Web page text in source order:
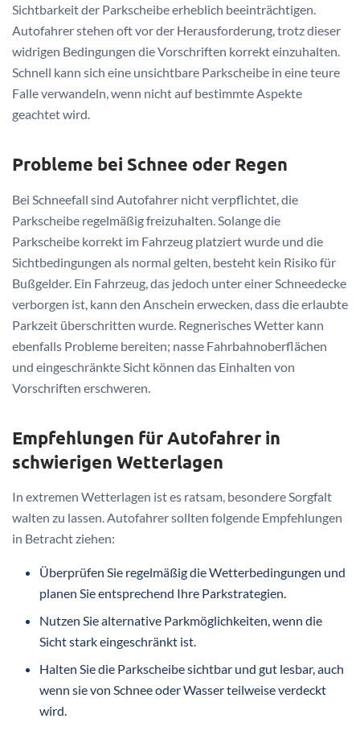
Sichtbarkeit der Parkscheibe erheblich beeinträchtigen.
Autofahrer stehen oft vor der Herausforderung, trotz dieser
widrigen Bedingungen die Vorschriften korrekt einzuhalten.
Schnell kann sich eine unsichtbare Parkscheibe in eine teure
Falle verwandeln, wenn nicht auf bestimmte Aspekte
geachtet wird.
Probleme bei Schnee oder Regen
Bei Schneefall sind Autofahrer nicht verpflichtet, die
Parkscheibe regelmäßig freizuhalten. Solange die
Parkscheibe korrekt im Fahrzeug platziert wurde und die
Sichtbedingungen als normal gelten, besteht kein Risiko für
Bußgelder. Ein Fahrzeug, das jedoch unter einer Schneedecke
verborgen ist, kann den Anschein erwecken, dass die erlaubte
Parkzeit überschritten wurde. Regnerisches Wetter kann
ebenfalls Probleme bereiten; nasse Fahrbahnoberflächen
und eingeschränkte Sicht können das Einhalten von
Vorschriften erschweren.
Empfehlungen für Autofahrer in
schwierigen Wetterlagen
In extremen Wetterlagen ist es ratsam, besondere Sorgfalt
walten zu lassen. Autofahrer sollten folgende Empfehlungen
in Betracht ziehen:
Überprüfen Sie regelmäßig die Wetterbedingungen und
planen Sie entsprechend Ihre Parkstrategien.
Nutzen Sie alternative Parkmöglichkeiten, wenn die
Sicht stark eingeschränkt ist.
Halten Sie die Parkscheibe sichtbar und gut lesbar, auch
wenn sie von Schnee oder Wasser teilweise verdeckt
wird.